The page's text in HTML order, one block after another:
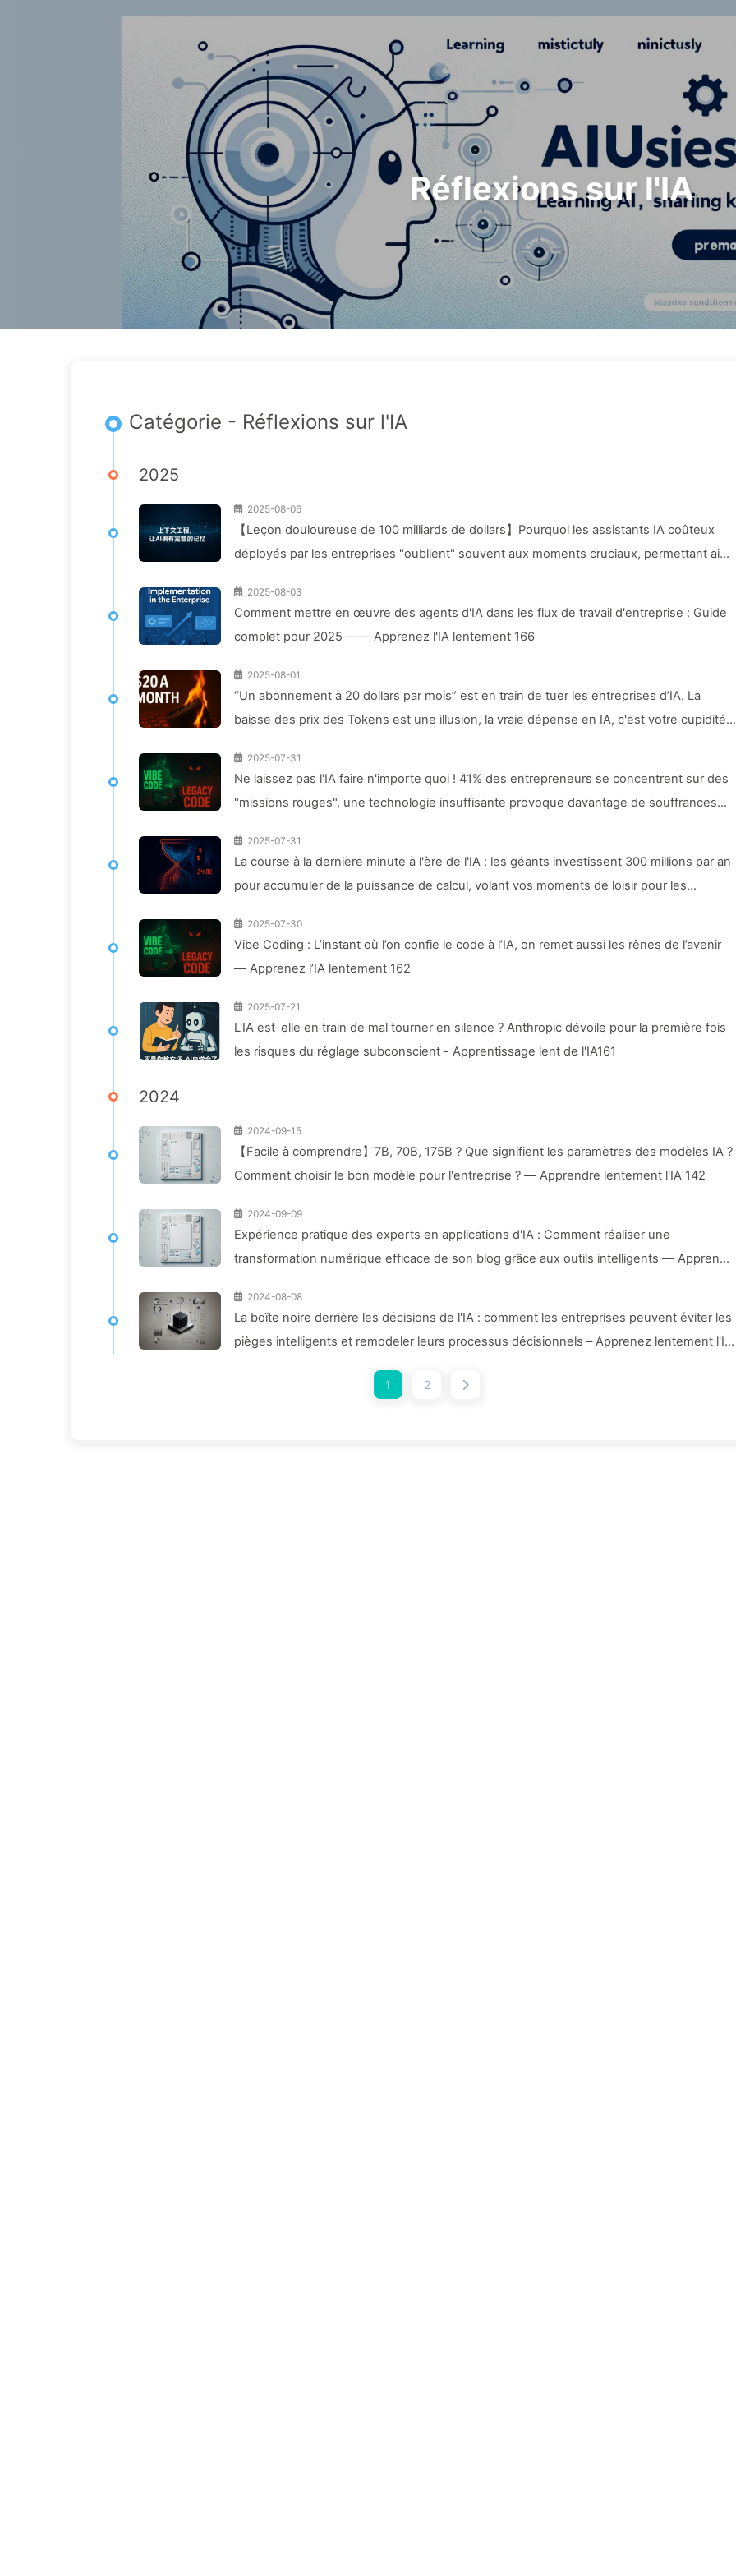
Réflexions sur l'IA
Catégorie - Réflexions sur l'IA
2025
2025-08-06
【Leçon douloureuse de 100 milliards de dollars】Pourquoi les assistants IA coûteux
déployés par les entreprises "oublient" souvent aux moments cruciaux, permettant ainsi
169
2025-08-03
Comment mettre en œuvre des agents d'IA dans les flux de travail d'entreprise : Guide
complet pour 2025 —— Apprenez l'IA lentement 166
2025-08-01
“Un abonnement à 20 dollars par mois” est en train de tuer les entreprises d’IA. La
baisse des prix des Tokens est une illusion, la vraie dépense en IA, c'est votre cupidité -
2025-07-31
Ne laissez pas l'IA faire n'importe quoi ! 41% des entrepreneurs se concentrent sur des
"missions rouges", une technologie insuffisante provoque davantage de souffrances
2025-07-31
La course à la dernière minute à l'ère de l'IA : les géants investissent 300 millions par an
pour accumuler de la puissance de calcul, volant vos moments de loisir pour les
d’attention — Apprendre l’IA lentement 166
2025-07-30
Vibe Coding : L’instant où l’on confie le code à l’IA, on remet aussi les rênes de l’avenir
— Apprenez l’IA lentement 162
2025-07-21
L'IA est-elle en train de mal tourner en silence ? Anthropic dévoile pour la première fois
les risques du réglage subconscient - Apprentissage lent de l'IA161
2024
2024-09-15
【Facile à comprendre】7B, 70B, 175B ? Que signifient les paramètres des modèles IA ?
Comment choisir le bon modèle pour l'entreprise ? — Apprendre lentement l'IA 142
2024-09-09
Expérience pratique des experts en applications d'IA : Comment réaliser une
transformation numérique efficace de son blog grâce aux outils intelligents — Apprends
2024-08-08
La boîte noire derrière les décisions de l'IA : comment les entreprises peuvent éviter les
pièges intelligents et remodeler leurs processus décisionnels – Apprenez lentement l'IA
1 2